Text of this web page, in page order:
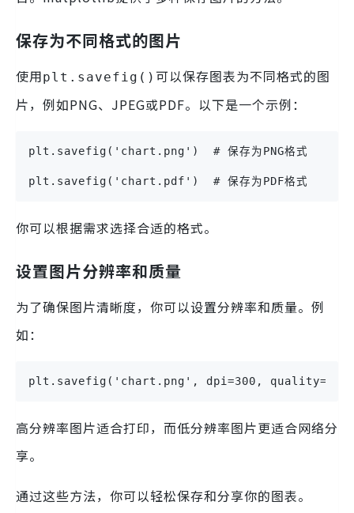
保存为不同格式的图片
使用plt.savefig() 可以保存图表为不同格式的图
片，例如PNG、JPEG或PDF。以下是一个示例：
plt.savefig('chart.png')  # 保存为PNG格式
plt.savefig('chart.pdf')  # 保存为PDF格式
你可以根据需求选择合适的格式。
设置图片分辨率和质量
为了确保图片清晰度，你可以设置分辨率和质量。例
如：
plt.savefig('chart.png', dpi=300, quality=95)  #
高分辨率图片适合打印，而低分辨率图片更适合网络分
享。
通过这些方法，你可以轻松保存和分享你的图表。